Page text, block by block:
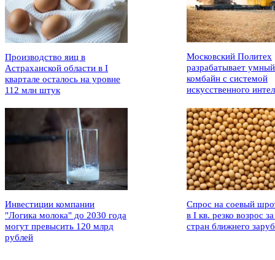
Производство яиц в
Астраханской области в I
квартале осталось на уровне
112 млн штук
Московский Политех
разрабатывает умный
комбайн с системой
искусственного
Инвестиции компании
"Логика молока" до 2030 года
могут превысить 120 млрд
рублей
Спрос на соевый
в I кв. резко возрос
стран ближнего